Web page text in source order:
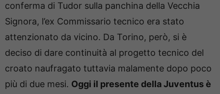
conferma di Tudor sulla panchina della Vecchia
Signora, l’ex Commissario tecnico era stato
attenzionato da vicino. Da Torino, però, si è
deciso di dare continuità al progetto tecnico del
croato naufragato tuttavia malamente dopo poco
più di due mesi. Oggi il presente della Juventus è